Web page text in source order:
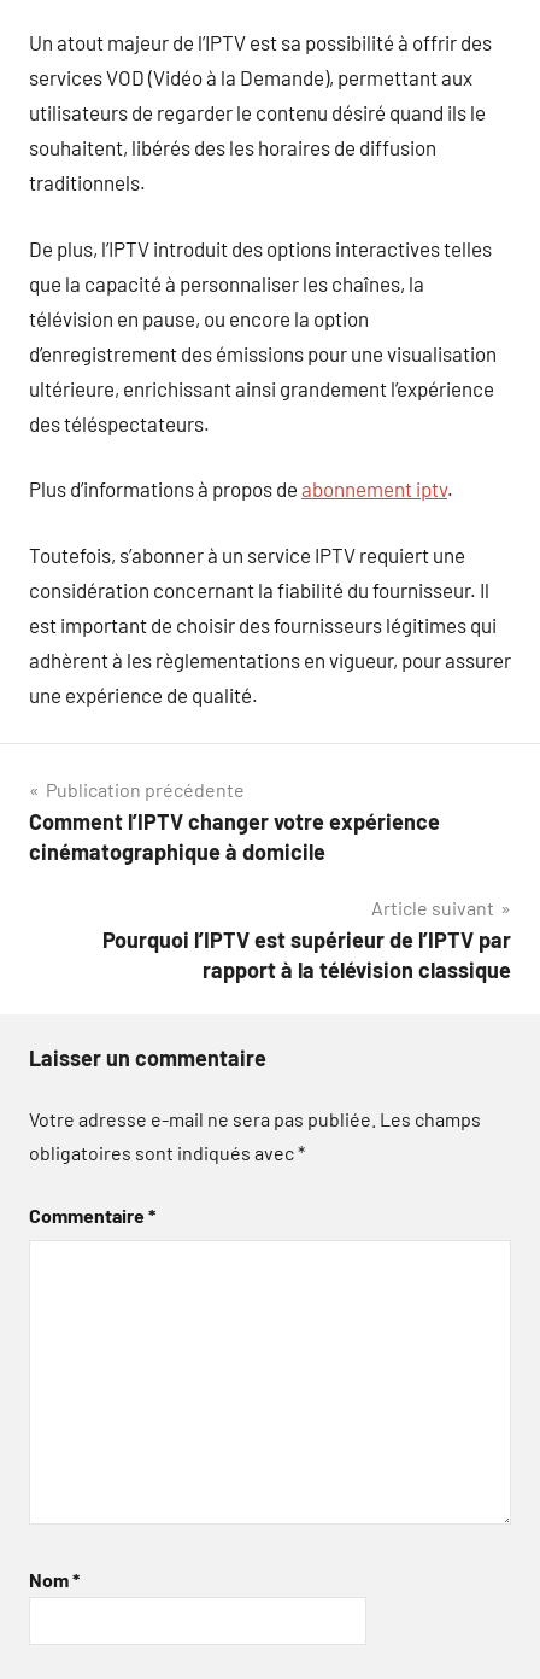
Un atout majeur de l’IPTV est sa possibilité à offrir des
services VOD (Vidéo à la Demande), permettant aux
utilisateurs de regarder le contenu désiré quand ils le
souhaitent, libérés des les horaires de diffusion
traditionnels.
De plus, l’IPTV introduit des options interactives telles
que la capacité à personnaliser les chaînes, la
télévision en pause, ou encore la option
d’enregistrement des émissions pour une visualisation
ultérieure, enrichissant ainsi grandement l’expérience
des téléspectateurs.
Plus d’informations à propos de abonnement iptv.
Toutefois, s’abonner à un service IPTV requiert une
considération concernant la fiabilité du fournisseur. Il
est important de choisir des fournisseurs légitimes qui
adhèrent à les règlementations en vigueur, pour assurer
une expérience de qualité.
Navigation
de
Publication précédente
Comment l’IPTV changer votre expérience
cinématographique à domicile
Article suivant
Pourquoi l’IPTV est supérieur de l’IPTV par
rapport à la télévision classique
Laisser un commentaire
Votre adresse e-mail ne sera pas publiée. Les champs
obligatoires sont indiqués avec*
Commentaire*
Nom*